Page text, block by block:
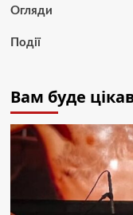
Огляди
Події
Вам буде